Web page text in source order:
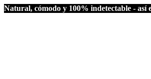
Natural, cómodo y 100% indetectable - así